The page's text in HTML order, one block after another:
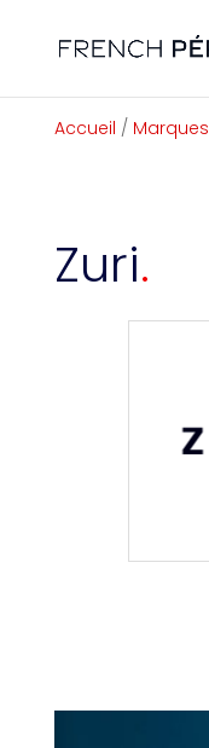
Accueil / Marques
Zuri